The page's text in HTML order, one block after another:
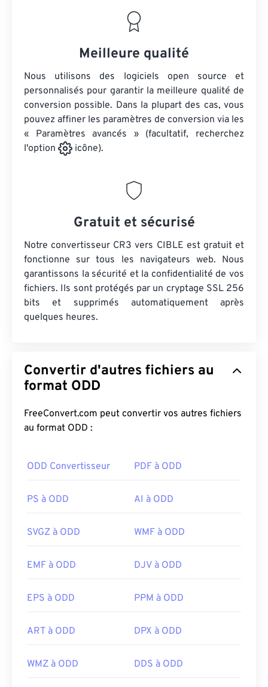
Meilleure qualité
Nous utilisons des logiciels open source et
personnalisés pour garantir la meilleure qualité de
conversion possible. Dans la plupart des cas, vous
pouvez affiner les paramètres de conversion via les
« Paramètres avancés » (facultatif, recherchez
l'option
icône).
Gratuit et sécurisé
Notre convertisseur CR3 vers CIBLE est gratuit et
fonctionne sur tous les navigateurs web. Nous
garantissons la sécurité et la confidentialité de vos
fichiers. Ils sont protégés par un cryptage SSL 256
bits et supprimés automatiquement après
quelques heures.
Convertir d'autres fichiers au
format ODD
FreeConvert.com peut convertir vos autres fichiers
au format ODD :
ODD Convertisseur PDF à ODD
PS à ODD AI à ODD
SVGZ à ODD WMF à ODD
EMF à ODD DJV à ODD
EPS à ODD PPM à ODD
ART à ODD DPX à ODD
WMZ à ODD DDS à ODD